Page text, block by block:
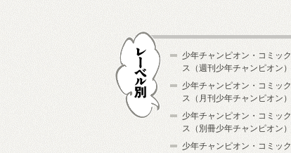
少年チャンピオン・コミック
ス（週刊少年チャンピオン）
少年チャンピオン・コミック
ス（月刊少年チャンピオン）
少年チャンピオン・コミック
ス（別冊少年チャンピオン）
少年チャンピオン・コミック